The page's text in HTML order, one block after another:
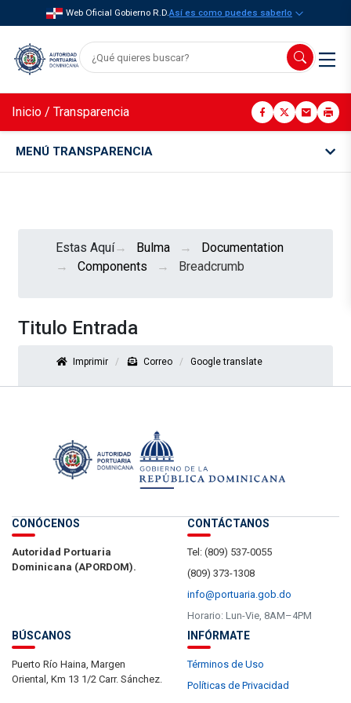
Web Oficial Gobierno R.D.Así es como puedes saberlo
Inicio / Transparencia
MENÚ TRANSPARENCIA
Estas Aquí Bulma
Documentation
Components
Breadcrumb
Titulo Entrada
Imprimir Correo Google translate
CONÓCENOS
Autoridad Portuaria
Dominicana (APORDOM).
CONTÁCTANOS
Tel: (809) 537-0055
(809) 373-1308
info@portuaria.gob.do
Horario: Lun-Vie, 8AM–4PM
BÚSCANOS
Puerto Río Haina, Margen
Oriental, Km 13 1/2 Carr. Sánchez.
INFÓRMATE
Términos de Uso
Políticas de Privacidad